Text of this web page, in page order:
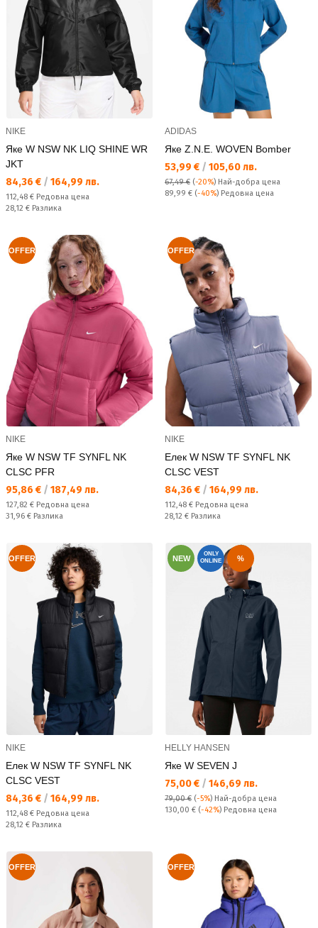
NIKE
Яке W NSW NK LIQ SHINE WR
JKT
Текуща цена:
84,36 € / 164,99 лв.
Редовна цена:
112,48 € Редовна цена
Спестявате:
28,12 € Разлика
ADIDAS
Яке Z.N.E. WOVEN Bomber
Текуща цена:
53,99 € / 105,60 лв.
67,49 € (-20%) Най-добра цена
Редовна цена:
89,99 € (-40%) Редовна цена
OFFER
NIKE
Яке W NSW TF SYNFL NK
CLSC PFR
Текуща цена:
95,86 € / 187,49 лв.
Редовна цена:
127,82 € Редовна цена
Спестявате:
31,96 € Разлика
OFFER
NIKE
Елек W NSW TF SYNFL NK
CLSC VEST
Текуща цена:
84,36 € / 164,99 лв.
Редовна цена:
112,48 € Редовна цена
Спестявате:
28,12 € Разлика
OFFER
NIKE
Елек W NSW TF SYNFL NK
CLSC VEST
Текуща цена:
84,36 € / 164,99 лв.
Редовна цена:
112,48 € Редовна цена
Спестявате:
28,12 € Разлика
NEW
ONLY
ONLINE
%
HELLY HANSEN
Яке W SEVEN J
Текуща цена:
75,00 € / 146,69 лв.
79,00 € (-5%) Най-добра цена
Редовна цена:
130,00 € (-42%) Редовна цена
OFFER OFFER